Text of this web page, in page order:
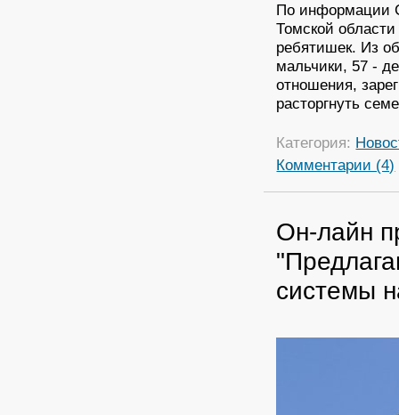
По информации
Томской
ребятишек. Из
мальчики, 57 -
отношения,
расторгнуть
Категория:
Комментарии (4)
Он-лайн
системы